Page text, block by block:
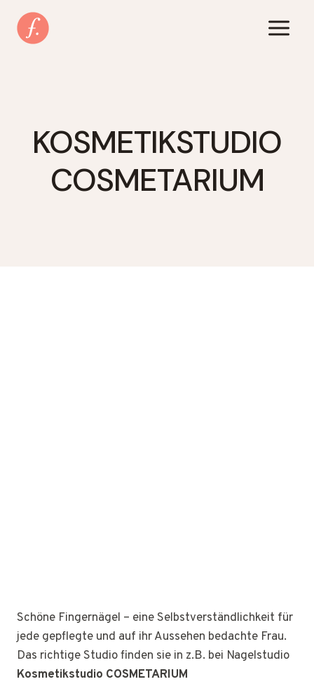
Inhalt
springen
KOSMETIKSTUDIO
COSMETARIUM
Schöne Fingernägel – eine Selbstverständlichkeit für
jede gepflegte und auf ihr Aussehen bedachte Frau.
Das richtige Studio finden sie in z.B. bei Nagelstudio
Kosmetikstudio COSMETARIUM